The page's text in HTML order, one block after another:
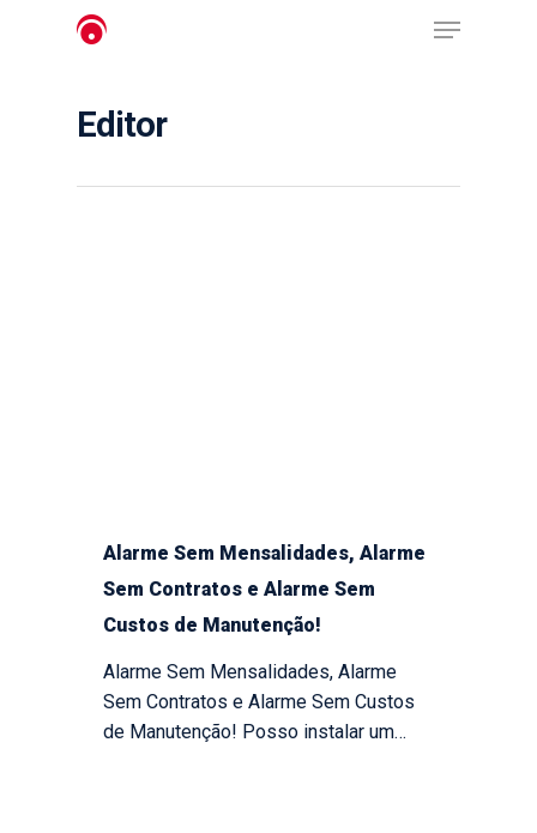
Pressione Enter para procurar ou ESC para
Editor
Alarme Sem Mensalidades, Alarme
Sem Contratos e Alarme Sem
Custos de Manutenção!
Alarme Sem Mensalidades, Alarme
Sem Contratos e Alarme Sem Custos
de Manutenção! Posso instalar um…